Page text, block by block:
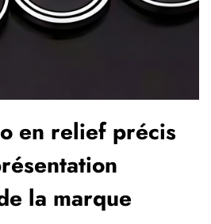
en relief précis
la marque